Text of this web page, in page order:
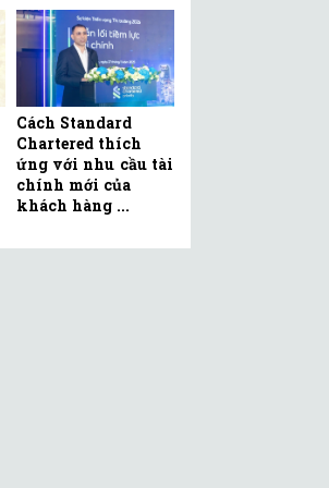
Cách Standard
Chartered thích
ứng với nhu cầu tài
chính mới của
khách hàng ...